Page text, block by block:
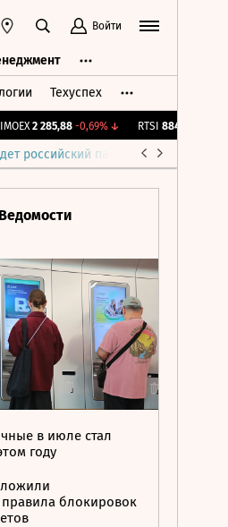
Войти
Техуспех
2 285,88 -0,69%↓ RTSI 884,56
российский парламент
в июле стал
году
правила блокировок